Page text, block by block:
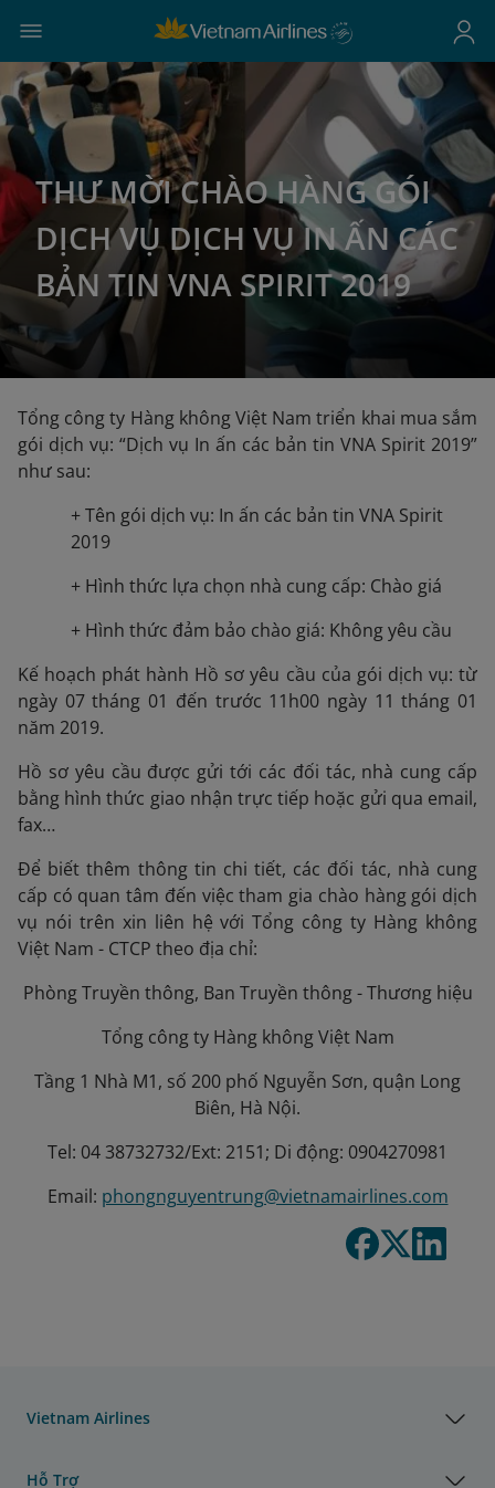
THƯ MỜI CHÀO HÀNG GÓI
DỊCH VỤ DỊCH VỤ IN ẤN CÁC
BẢN TIN VNA SPIRIT 2019
Tổng công ty Hàng không Việt Nam triển khai mua sắm
gói dịch vụ: “Dịch vụ In ấn các bản tin VNA Spirit 2019”
như sau:
+ Tên gói dịch vụ: In ấn các bản tin VNA Spirit
2019
+ Hình thức lựa chọn nhà cung cấp: Chào giá
+ Hình thức đảm bảo chào giá: Không yêu cầu
Kế hoạch phát hành Hồ sơ yêu cầu của gói dịch vụ: từ
ngày 07 tháng 01 đến trước 11h00 ngày 11 tháng 01
năm 2019.
Hồ sơ yêu cầu được gửi tới các đối tác, nhà cung cấp
bằng hình thức giao nhận trực tiếp hoặc gửi qua email,
fax…
Để biết thêm thông tin chi tiết, các đối tác, nhà cung
cấp có quan tâm đến việc tham gia chào hàng gói dịch
vụ nói trên xin liên hệ với Tổng công ty Hàng không
Việt Nam - CTCP theo địa chỉ:
Phòng Truyền thông, Ban Truyền thông - Thương hiệu
Tổng công ty Hàng không Việt Nam
Tầng 1 Nhà M1, số 200 phố Nguyễn Sơn, quận Long
Biên, Hà Nội.
Tel: 04 38732732/Ext: 2151; Di động: 0904270981
Email: phongnguyentrung@vietnamairlines.com
Vietnam Airlines
Hỗ Trợ